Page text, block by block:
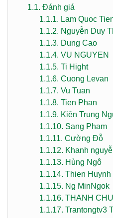
1.1. Đánh giá
1.1.1. Lam Quoc
1.1.2. Nguyễn Duy
1.1.3. Dung Cao
1.1.4. VU NGUYEN
1.1.5. Ti Hight
1.1.6. Cuong Levan
1.1.7. Vu Tuan
1.1.8. Tien Phan
1.1.9. Kiên Trung
1.1.10. Sang Pham
1.1.11. Cường Đỗ
1.1.12. Khanh
1.1.13. Hùng Ngô
1.1.14. Thien Huynh
1.1.15. Ng MinNgok
1.1.16. THANH
1.1.17. Trantongtv3